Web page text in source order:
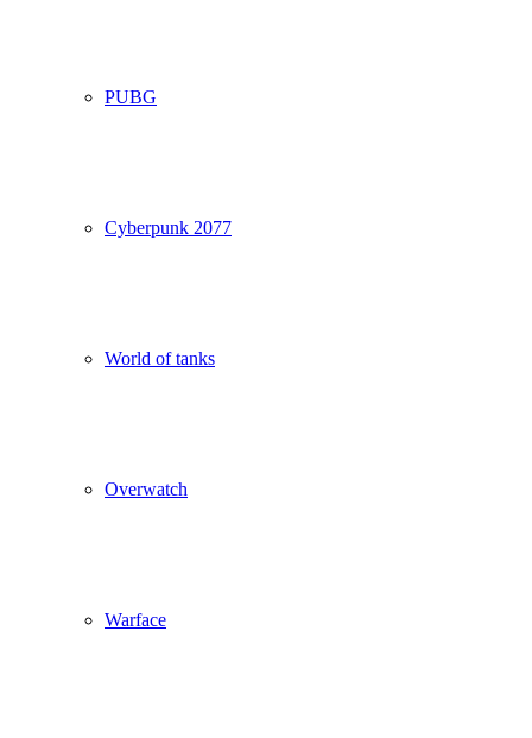
PUBG
Cyberpunk 2077
World of tanks
Overwatch
Warface